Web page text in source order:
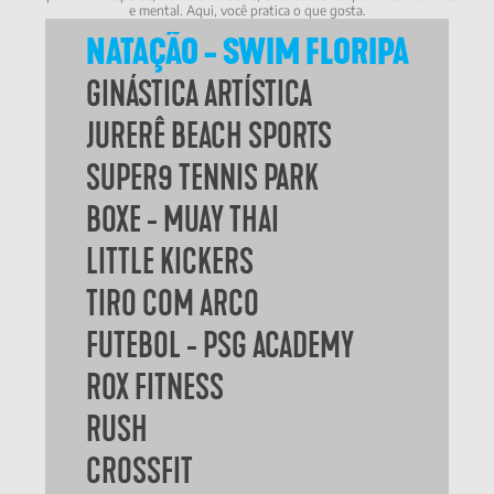
e mental. Aqui, você pratica o que gosta.
NATAÇÃO - SWIM FLORIPA
GINÁSTICA ARTÍSTICA
JURERÊ BEACH SPORTS
SUPER9 TENNIS PARK
BOXE - MUAY THAI
LITTLE KICKERS
TIRO COM ARCO
FUTEBOL - PSG ACADEMY
ROX FITNESS
RUSH
CROSSFIT